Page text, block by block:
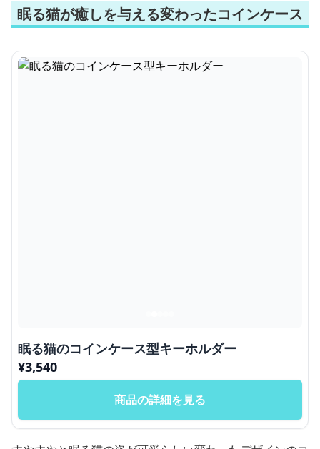
眠る猫が癒しを与える変わったコインケース
眠る猫のコインケース型キーホルダー
¥3,540
商品の詳細を見る